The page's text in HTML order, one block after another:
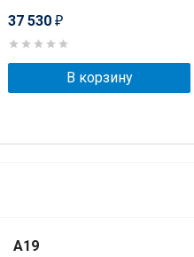
37 530 ₽
В корзину
A19